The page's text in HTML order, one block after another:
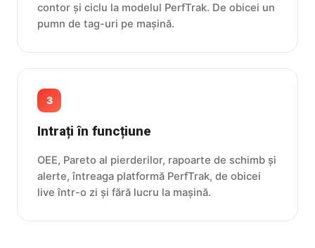
contor și ciclu la modelul PerfTrak. De obicei un
pumn de tag-uri pe mașină.
3
Intrați în funcțiune
OEE, Pareto al pierderilor, rapoarte de schimb și
alerte, întreaga platformă PerfTrak, de obicei
live într-o zi și fără lucru la mașină.